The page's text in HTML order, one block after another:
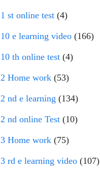
1 st online test(4)
10 e learning video(166)
10 th online test(4)
2 Home work(53)
2 nd e learning (134)
2 nd online Test(10)
3 Home work(75)
3 rd e learning video(107)